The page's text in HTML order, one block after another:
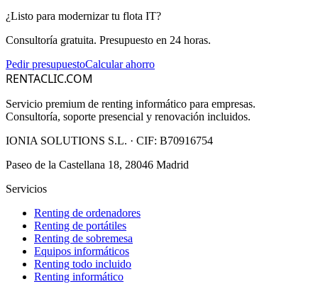
¿Listo para modernizar tu flota IT?
Consultoría gratuita. Presupuesto en 24 horas.
Pedir presupuestoCalcular ahorro
RENTACLIC.COM
Servicio premium de renting informático para empresas.
Consultoría, soporte presencial y renovación incluidos.
IONIA SOLUTIONS S.L. · CIF: B70916754
Paseo de la Castellana 18, 28046 Madrid
Servicios
Renting de ordenadores
Renting de portátiles
Renting de sobremesa
Equipos informáticos
Renting todo incluido
Renting informático